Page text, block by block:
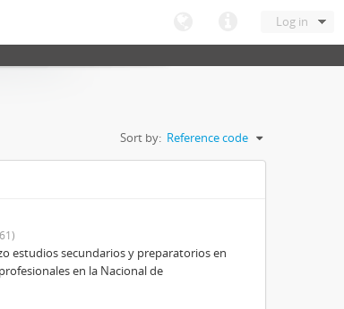
Log in
Sort by: Reference code
estudios secundarios y preparatorios en
en la Nacional de